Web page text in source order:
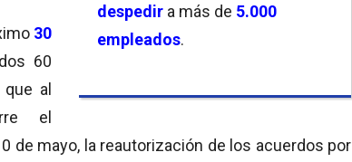
despedir a más de 5.000
empleados.
30
60
al
el
de mayo, la reautorización de los acuerdos por